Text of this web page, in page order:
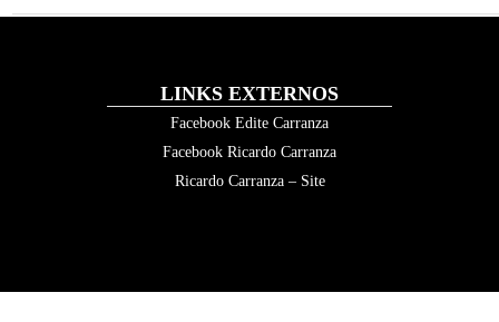
LINKS EXTERNOS
Facebook Edite Carranza
Facebook Ricardo Carranza
Ricardo Carranza – Site